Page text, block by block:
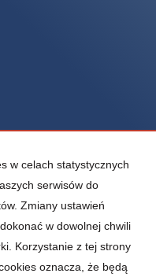
Sprzedaj
w celach statystycznych
serwisów do
Zmiany ustawień
w dowolnej chwili
Korzystanie z tej strony
oznacza, że będą